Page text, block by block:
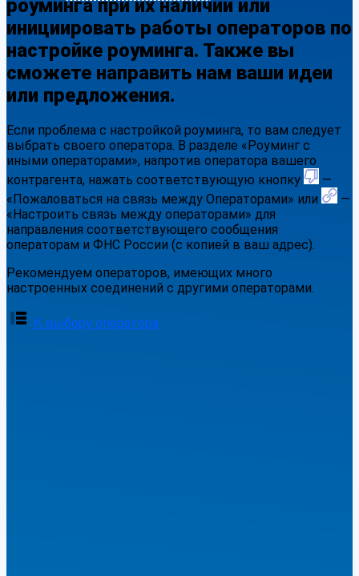
роуминга при их наличии или
инициировать работы операторов по
настройке роуминга. Также вы
сможете направить нам ваши идеи
или предложения.
Если проблема с настройкой роуминга, то вам следует
выбрать своего оператора. В разделе «Роуминг с
иными операторами», напротив оператора вашего
контрагента, нажать соответствующую кнопку
—
«Пожаловаться на связь между Операторами» или
—
«Настроить связь между операторами» для
направления соответствующего сообщения
операторам и ФНС России (с копией в ваш адрес).
Рекомендуем операторов, имеющих много
настроенных соединений с другими операторами.
К выбору оператора